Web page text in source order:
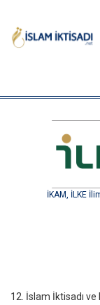
İKAM, İLKE
12. İslam İktisadı ve